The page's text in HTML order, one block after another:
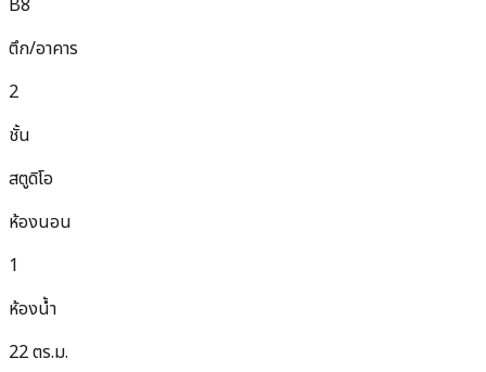
ตึก/อาคาร
2
ชั้น
สตูดิโอ
ห้องนอน
1
ห้องน้ำ
22 ตร.ม.